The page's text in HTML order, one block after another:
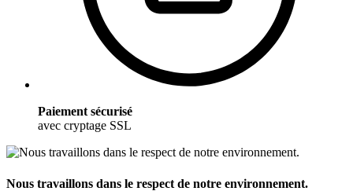
Paiement sécurisé
avec cryptage SSL
Nous travaillons dans le respect de notre environnement.